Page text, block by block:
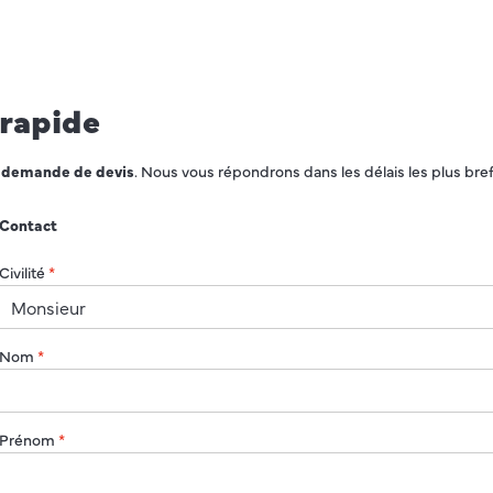
de devis. Nous vous répondrons dans les délais les plus
Contact
Civilité *
Nom *
Prénom *